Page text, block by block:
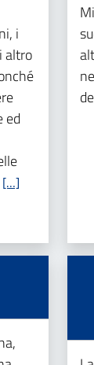
i
altro
ed
[…]